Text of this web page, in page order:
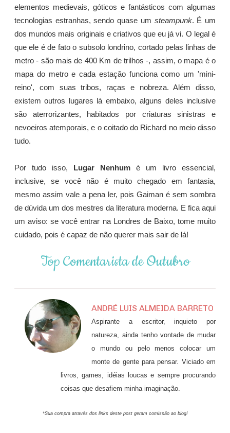
elementos medievais, góticos e fantásticos com algumas
tecnologias estranhas, sendo quase um steampunk. É um
dos mundos mais originais e criativos que eu já vi. O legal é
que ele é de fato o subsolo londrino, cortado pelas linhas de
metro - são mais de 400 Km de trilhos -, assim, o mapa é o
mapa do metro e cada estação funciona como um 'mini-
reino', com suas tribos, raças e nobreza. Além disso,
existem outros lugares lá embaixo, alguns deles inclusive
são aterrorizantes, habitados por criaturas sinistras e
nevoeiros atemporais, e o coitado do Richard no meio disso
tudo.
Por tudo isso, Lugar Nenhum é um livro essencial,
inclusive, se você não é muito chegado em fantasia,
mesmo assim vale a pena ler, pois Gaiman é sem sombra
de dúvida um dos mestres da literatura moderna. E fica aqui
um aviso: se você entrar na Londres de Baixo, tome muito
cuidado, pois é capaz de não querer mais sair de lá!
Top Comentarista de Outubro
ANDRÉ LUIS ALMEIDA BARRETO
Aspirante a escritor, inquieto por
natureza, ainda tenho vontade de mudar
o mundo ou pelo menos colocar um
monte de gente para pensar. Viciado em
livros, games, idéias loucas e sempre procurando
coisas que desafiem minha imaginação.
*Sua compra através dos links deste post geram comissão ao blog!